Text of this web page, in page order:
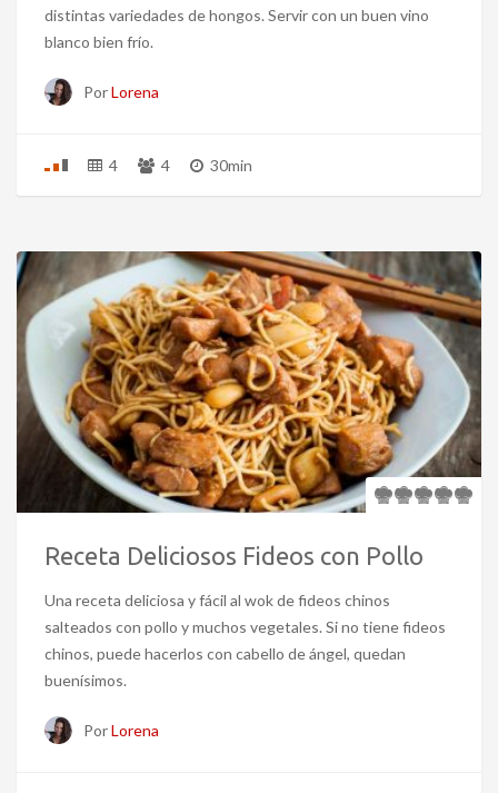
distintas variedades de hongos. Servir con un buen vino
blanco bien frío.
PorLorena
4 4 30min
Receta Deliciosos Fideos con Pollo
Una receta deliciosa y fácil al wok de fideos chinos
salteados con pollo y muchos vegetales. Si no tiene fideos
chinos, puede hacerlos con cabello de ángel, quedan
buenísimos.
PorLorena